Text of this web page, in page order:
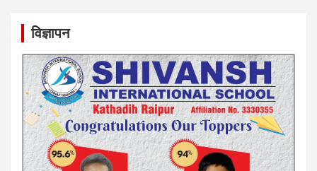
विज्ञापन